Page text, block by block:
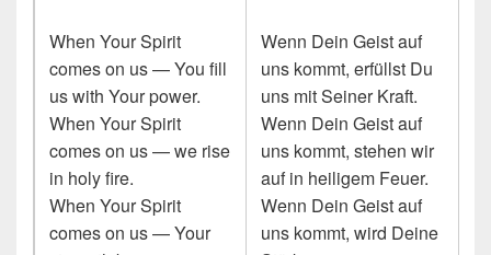
When Your Spirit
comes on us — You fill
us with Your power.
When Your Spirit
comes on us — we rise
in holy fire.
When Your Spirit
comes on us — Your
Wenn Dein Geist auf
uns kommt, erfüllst Du
uns mit Seiner Kraft.
Wenn Dein Geist auf
uns kommt, stehen wir
auf in heiligem Feuer.
Wenn Dein Geist auf
uns kommt, wird Deine